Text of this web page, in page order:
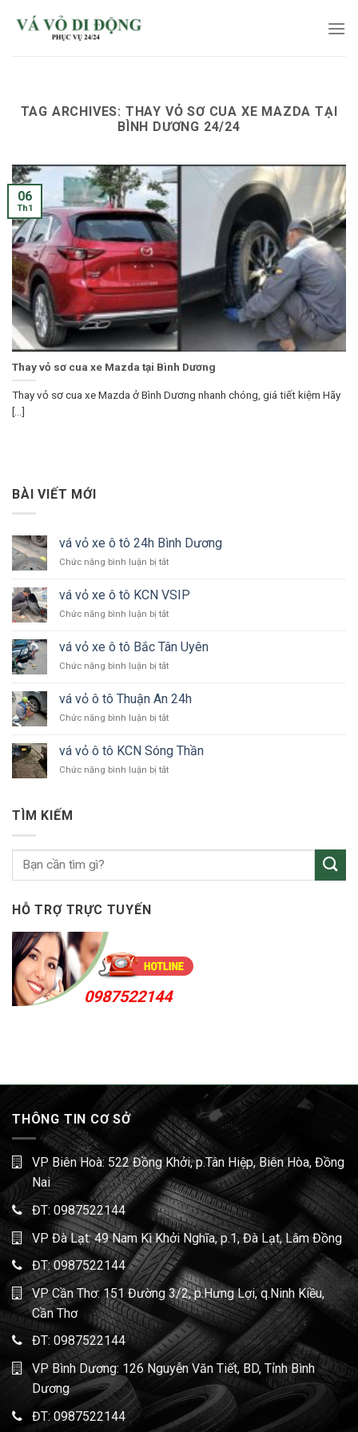
TAG ARCHIVES: THAY VỎ SƠ CUA XE MAZDA TẠI
BÌNH DƯƠNG 24/24
Thay vỏ sơ cua xe Mazda tại Bình Dương
Thay vỏ sơ cua xe Mazda ở Bình Dương nhanh chóng, giá tiết kiệm Hãy
[...]
06
Th1
BÀI VIẾT MỚI
vá vỏ xe ô tô 24h Bình Dương
Chức năng bình luận bị tắtở
vỏ
xe
ô
24h
Dương
vá vỏ xe ô tô KCN VSIP
Chức năng bình luận bị tắtở
vỏ
xe
ô
KCN
vá vỏ xe ô tô Bắc Tân Uyên
Chức năng bình luận bị tắtở
vỏ
xe
ô
Bắc
Tân
Uyên
vá vỏ ô tô Thuận An 24h
Chức năng bình luận bị tắtở
ô
tô
vá vỏ ô tô KCN Sóng Thần
Chức năng bình luận bị tắtở
Sóng
TÌM KIẾM
HỖ TRỢ TRỰC TUYẾN
0987522144
THÔNG TIN CƠ SỞ
VP Biên Hoà: 522 Đồng Khởi, p.Tân Hiệp, Biên Hòa, Đồng
Nai
ĐT: 0987522144
VP Đà Lạt: 49 Nam Kì Khởi Nghĩa, p.1, Đà Lạt, Lâm Đồng
ĐT:0987522144
VP Cần Thơ: 151 Đường 3/2, p.Hưng Lợi, q.Ninh Kiều,
Cần Thơ
ĐT: 0987522144
VP Bình Dương: 126 Nguyễn Văn Tiết, BD, Tỉnh Bình
Dương
ĐT: 0987522144